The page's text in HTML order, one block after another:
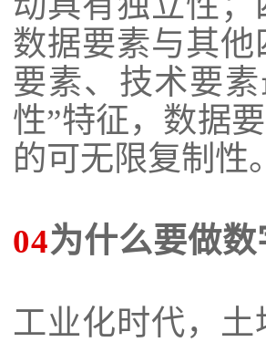
数据要素与其
要素、技术要
性”特征，数据
的可无限复制性
04为什么要做
工业化时代，